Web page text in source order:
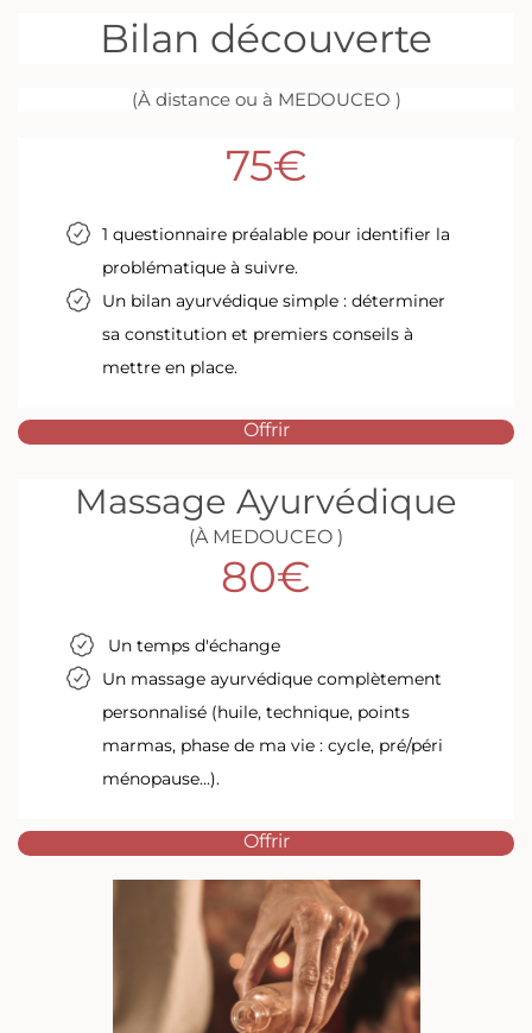
Bilan découverte
(À distance ou à MEDOUCEO )
75€
1 questionnaire préalable pour identifier la
problématique à suivre.
Un bilan ayurvédique simple : déterminer
sa constitution et premiers conseils à
mettre en place.
Offrir
Massage Ayurvédique
(À MEDOUCEO )
80€
Un temps d'échange
Un massage ayurvédique complètement
personnalisé (huile, technique, points
marmas, phase de ma vie : cycle, pré/péri
ménopause...).
Offrir